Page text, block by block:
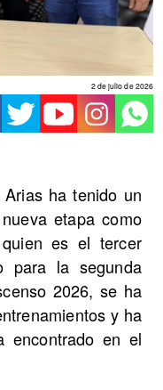
2 de julio de 2026
ha tenido un
etapa como
es el tercer
para la segunda
2026, se ha
y ha
encontrado en el